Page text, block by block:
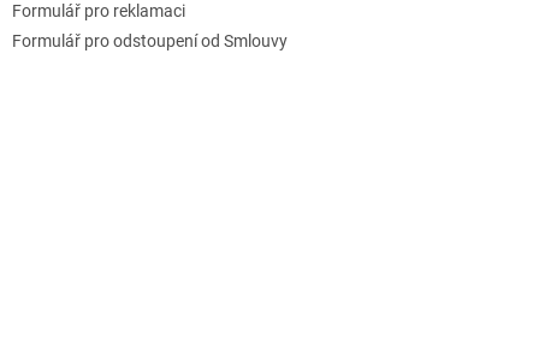
Formulář pro reklamaci
Formulář pro odstoupení od Smlouvy